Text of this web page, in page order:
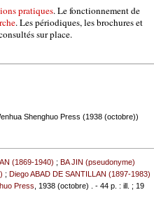
pratiques. Le fonctionnement de
. Les périodiques, les brochures et
sur place.
Shenghuo Press (1938 (octobre))
(1869-1940) ;BA JIN (pseudonyme)
;Diego ABAD DE SANTILLAN (1897-1983)
Press
, 1938 (octobre) . - 44 p. : ill. ; 19